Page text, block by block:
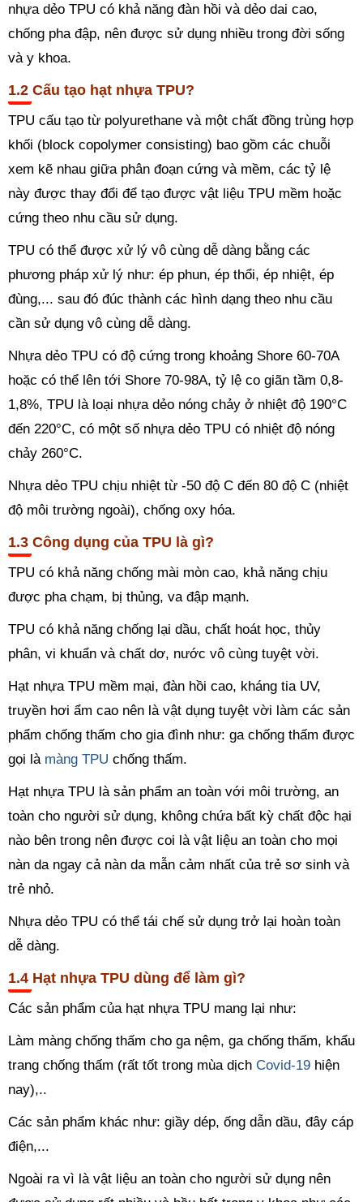
nhựa dẻo TPU có khả năng đàn hồi và dẻo dai cao,
chống pha đập, nên được sử dụng nhiều trong đời sống
và y khoa.
Cấu tạo hạt nhựa TPU?
TPU cấu tạo từ polyurethane và một chất đồng trùng hợp
khối (block copolymer consisting) bao gồm các chuỗi
xem kẽ nhau giữa phân đoạn cứng và mềm, các tỷ lệ
này được thay đổi để tạo được vật liệu TPU mềm hoặc
cứng theo nhu cầu sử dụng.
TPU có thể được xử lý vô cùng dễ dàng bằng các
phương pháp xử lý như: ép phun, ép thổi, ép nhiệt, ép
đùng,... sau đó đúc thành các hình dạng theo nhu cầu
cần sử dụng vô cùng dễ dàng.
Nhựa dẻo TPU có độ cứng trong khoảng Shore 60-70A
hoặc có thể lên tới Shore 70-98A, tỷ lệ co giãn tầm 0,8-
1,8%, TPU là loại nhựa dẻo nóng chảy ở nhiệt độ 190°C
đến 220°C, có một số nhựa dẻo TPU có nhiệt độ nóng
chảy 260°C.
Nhựa dẻo TPU chịu nhiệt từ -50 độ C đến 80 độ C (nhiệt
độ môi trường ngoài), chống oxy hóa.
Công dụng của TPU là gì?
TPU có khả năng chống mài mòn cao, khả năng chịu
được pha chạm, bị thủng, va đập mạnh.
TPU có khả năng chống lại dầu, chất hoát học, thủy
phân, vi khuẩn và chất dơ, nước vô cùng tuyệt vời.
Hạt nhựa TPU mềm mại, đàn hồi cao, kháng tia UV,
truyền hơi ẩm cao nên là vật dụng tuyệt vời làm các sản
phẩm chống thấm cho gia đình như: ga chống thấm được
gọi là màng TPU chống thấm.
Hạt nhựa TPU là sản phẩm an toàn với môi trường, an
toàn cho người sử dụng, không chứa bất kỳ chất độc hại
nào bên trong nên được coi là vật liệu an toàn cho mọi
nàn da ngay cả nàn da mẫn cảm nhất của trẻ sơ sinh và
trẻ nhỏ.
Nhựa dẻo TPU có thể tái chế sử dụng trở lại hoàn toàn
dễ dàng.
Hạt nhựa TPU dùng để làm gì?
Các sản phẩm của hạt nhựa TPU mang lại như:
Làm màng chống thấm cho ga nệm, ga chống thấm, khẩu
trang chống thấm (rất tốt trong mùa dịch Covid-19 hiện
nay),..
Các sản phẩm khác như: giầy dép, ống dẫn dầu, đây cáp
điện,...
Ngoài ra vì là vật liệu an toàn cho người sử dụng nên